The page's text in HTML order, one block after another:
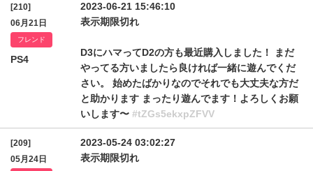
[210]
06月21日
フレンド
PS4
2023-06-21 15:46:10
表示期限切れ
D3にハマってD2の方も最近購入しました！ まだ
やってる方いましたら良ければ一緒に遊んでくだ
さい。 始めたばかりなのでそれでも大丈夫な方だ
と助かります まったり遊んでます！よろしくお願
いします〜 #tZGs5ekxpZFVV
[209]
05月24日
2023-05-24 03:02:27
表示期限切れ